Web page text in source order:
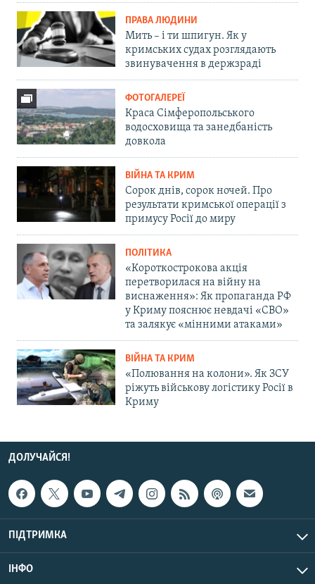
ПРАВА ЛЮДИНИ
Мить – і ти шпигун. Як у
кримських судах розглядають
звинувачення в держзраді
ФОТОГАЛЕРЕЇ
Краса Сімферопольського
водосховища та занедбаність
довкола
ВІЙНА ТА КРИМ
Сорок днів, сорок ночей. Про
результати кримської операції з
примусу Росії до миру
ПОЛІТИКА
«Короткострокова акція
перетворилася на війну на
виснаження»: Як пропаганда РФ
у Криму пояснює невдачі «СВО»
та залякує «мінними атаками»
ВІЙНА ТА КРИМ
«Полювання на колони». Як ЗСУ
ріжуть військову логістику Росії в
Криму
ДОЛУЧАЙСЯ!
ПІДТРИМКА
ІНФО